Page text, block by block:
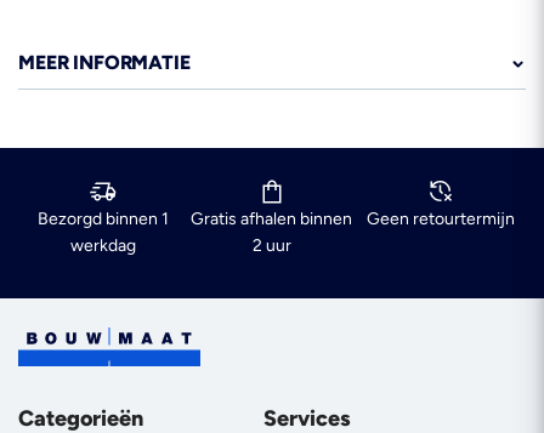
MEER INFORMATIE
Bezorgd binnen 1
werkdag
Gratis afhalen binnen
2 uur
Geen retourtermijn
Categorieën Services